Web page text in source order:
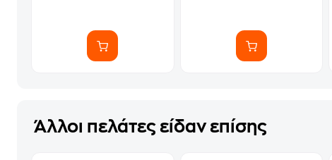
Άλλοι πελάτες είδαν επίσης